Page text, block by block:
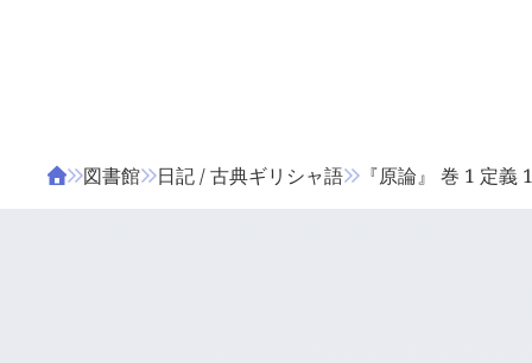
図書館 日記 / 古典ギリシャ語 『原論』 巻 1 定義